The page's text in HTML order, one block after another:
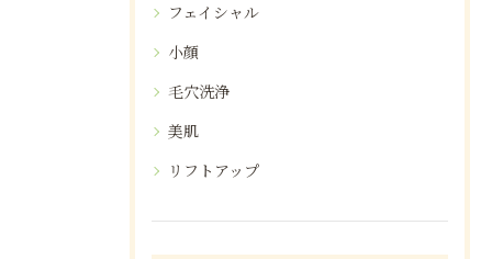
フェイシャル
小顔
毛穴洗浄
美肌
リフトアップ